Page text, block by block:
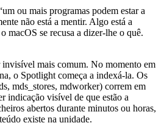
ou mais programas podem estar a
não está a mentir. Algo está a
macOS se recusa a dizer-lhe o quê.
mais comum. No momento em
o Spotlight começa a indexá-la. Os
, mds_stores, mdworker) correm em
indicação visível de que estão a
abertos durante minutos ou horas,
existe na unidade.